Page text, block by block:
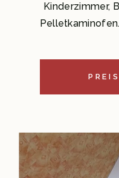
Kinderzimmer,